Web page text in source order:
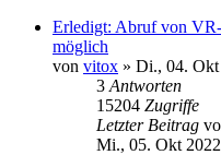
Erledigt: Abruf von
möglich
von vitox » Di., 04. Okt
3 Antworten
15204 Zugriffe
Letzter Beitrag
Mi., 05. Okt